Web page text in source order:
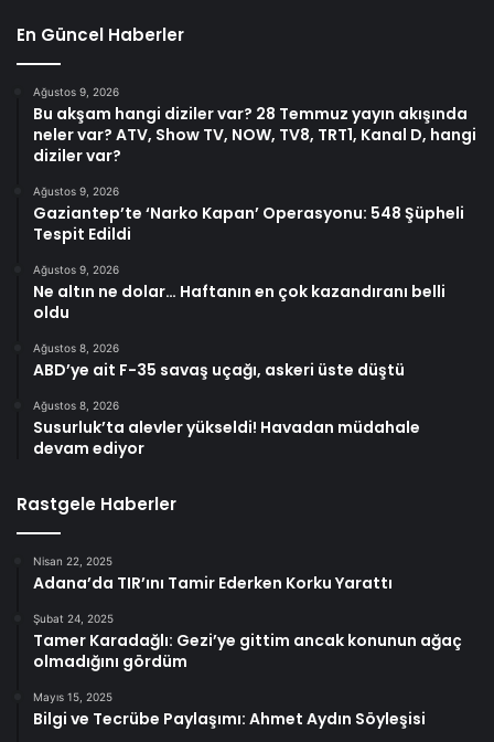
En Güncel Haberler
Ağustos 9, 2026
Bu akşam hangi diziler var? 28 Temmuz yayın akışında
neler var? ATV, Show TV, NOW, TV8, TRT1, Kanal D, hangi
diziler var?
Ağustos 9, 2026
Gaziantep’te ‘Narko Kapan’ Operasyonu: 548 Şüpheli
Tespit Edildi
Ağustos 9, 2026
Ne altın ne dolar… Haftanın en çok kazandıranı belli
oldu
Ağustos 8, 2026
ABD’ye ait F-35 savaş uçağı, askeri üste düştü
Ağustos 8, 2026
Susurluk’ta alevler yükseldi! Havadan müdahale
devam ediyor
Rastgele Haberler
Nisan 22, 2025
Adana’da TIR’ını Tamir Ederken Korku Yarattı
Şubat 24, 2025
Tamer Karadağlı: Gezi’ye gittim ancak konunun ağaç
olmadığını gördüm
Mayıs 15, 2025
Bilgi ve Tecrübe Paylaşımı: Ahmet Aydın Söyleşisi